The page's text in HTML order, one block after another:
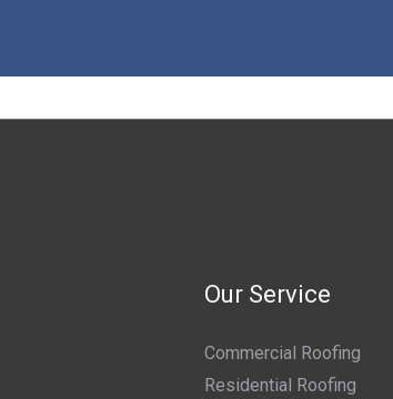
Our Service
Commercial Roofing
Residential Roofing